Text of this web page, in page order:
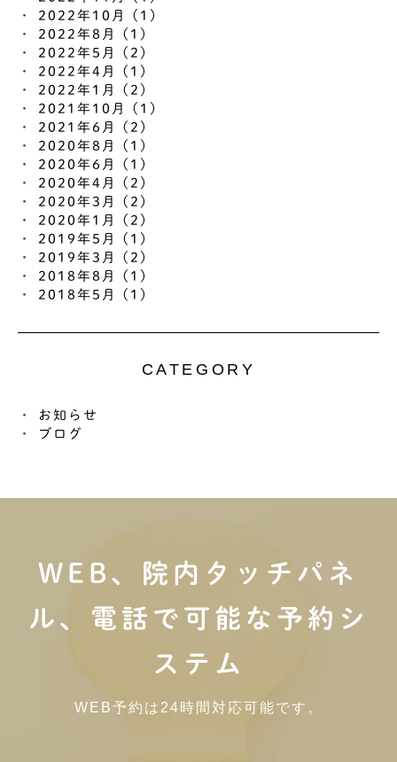
2022年10月 (1)
2022年8月 (1)
2022年5月 (2)
2022年4月 (1)
2022年1月 (2)
2021年10月 (1)
2021年6月 (2)
2020年8月 (1)
2020年6月 (1)
2020年4月 (2)
2020年3月 (2)
2020年1月 (2)
2019年5月 (1)
2019年3月 (2)
2018年8月 (1)
2018年5月 (1)
CATEGORY
お知らせ
ブログ
WEB、院内タッチパネ
ル、電話で可能な予約シ
ステム
WEB予約は24時間対応可能です。